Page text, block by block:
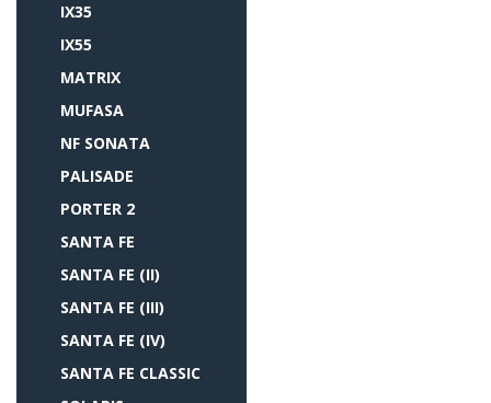
IX35
IX55
MATRIX
MUFASA
NF SONATA
PALISADE
PORTER 2
SANTA FE
SANTA FE (II)
SANTA FE (III)
SANTA FE (IV)
SANTA FE CLASSIC